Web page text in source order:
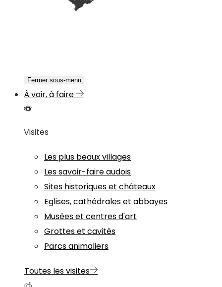
Fermer sous-menu
À voir, à faire
Visites
Les plus beaux villages
Les savoir-faire audois
Sites historiques et châteaux
Eglises, cathédrales et abbayes
Musées et centres d'art
Grottes et cavités
Parcs animaliers
Toutes les visites